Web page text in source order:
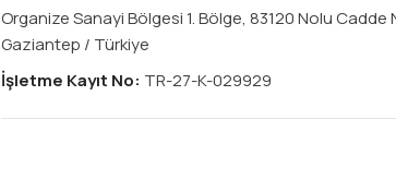
Organize Sanayi Bölgesi 1. Bölge, 83120 Nolu Cadde
Gaziantep / Türkiye
İşletme Kayıt No: TR-27-K-029929